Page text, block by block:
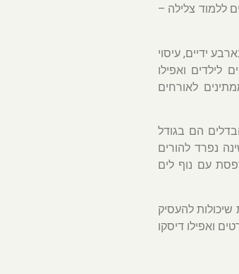
ללמוד צלילה –
ידיים, עיסוי
לילדים ואפילו
לאורחים
עד 3 אורחים פלוס ילד. ההבדלים הם בגודל
נפרד להורים
עם נוף לים
שיכולות להעסיק
ואפילו דיסקו